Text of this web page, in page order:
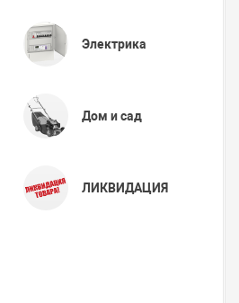
Электрика
Дом и сад
ЛИКВИДАЦИЯ